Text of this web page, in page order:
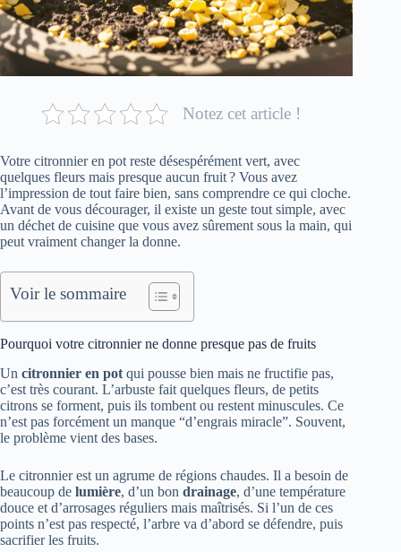
Notez cet article !
Votre citronnier en pot reste désespérément vert, avec
quelques fleurs mais presque aucun fruit ? Vous avez
l’impression de tout faire bien, sans comprendre ce qui cloche.
Avant de vous décourager, il existe un geste tout simple, avec
un déchet de cuisine que vous avez sûrement sous la main, qui
peut vraiment changer la donne.
Voir le sommaire
Pourquoi votre citronnier ne donne presque pas de fruits
Un citronnier en pot qui pousse bien mais ne fructifie pas,
c’est très courant. L’arbuste fait quelques fleurs, de petits
citrons se forment, puis ils tombent ou restent minuscules. Ce
n’est pas forcément un manque “d’engrais miracle”. Souvent,
le problème vient des bases.
Le citronnier est un agrume de régions chaudes. Il a besoin de
beaucoup de lumière, d’un bon drainage, d’une température
douce et d’arrosages réguliers mais maîtrisés. Si l’un de ces
points n’est pas respecté, l’arbre va d’abord se défendre, puis
sacrifier les fruits.